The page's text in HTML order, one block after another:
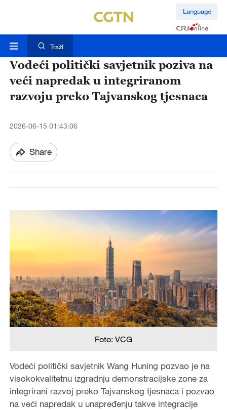
Language
TražI
Vodeći politički savjetnik poziva na
veći napredak u integriranom
razvoju preko Tajvanskog tjesnaca
2026-06-15 01:43:06
Share
Foto: VCG
Vodeći politički savjetnik Wang Huning pozvao je na
visokokvalitetnu izgradnju demonstracijske zone za
integrirani razvoj preko Tajvanskog tjesnaca i pozvao
na veći napredak u unapređenju takve integracije